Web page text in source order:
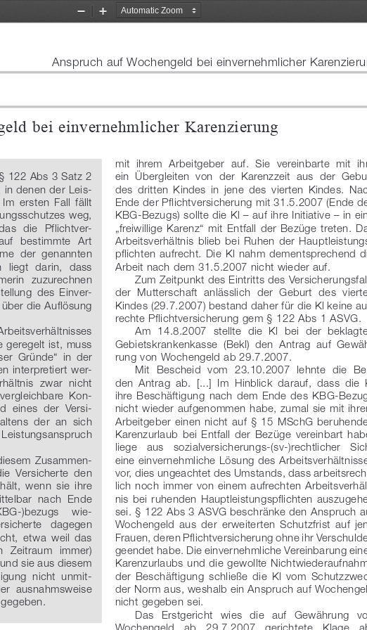
Zoom
Zoom
Anspruch auf Wochengeld bei einvernehmlicher
122 Abs 3 Satz 2
in denen der Leis-
ersten  Fall  fällt
weg,
die  Pflichtver-
bestimmte  Art
der  genannten
liegt  darin,  dass
zuzurechnen
des  Einver-
die Auflösung
Arbeitsverhältnisses
geregelt ist, muss
Gründe“  in  der
interpretiert wer-
zwar  nicht
Kon-
eines  der  Versi-
der  an  sich
Leistungsanspruch
diesem  Zusammen-
Versicherte  den
wenn  sie  ihre
nach  Ende
)bezugs    wie-
dagegen
etwa  weil  das
Zeitraum  immer)
sie aus diesem
nicht  unmit-
ausnahmsweise
mit  ihrem  Arbeitgeber  auf.  Sie  vereinbarte  mit
ein  Übergleiten  von  der  Karenzzeit  aus  der
des  dritten  Kindes  in  jene  des  vierten  Kindes.
Ende der Pflichtversicherung mit 31.5.2007 (Ende
KBG-Bezugs) sollte die Kl – auf ihre Initiative – in
„freiwillige  Karenz“  mit  Entfall  der  Bezüge  treten.
Arbeitsverhältnis  blieb  bei  Ruhen  der
pflichten  aufrecht.  Die  Kl  nahm  dementsprechend
Arbeit nach dem 31.5.2007 nicht wieder auf.
Zum Zeitpunkt des Eintritts des
der  Mutterschaft  anlässlich  der  Geburt  des
Kindes (29.7.2007) bestand daher für die Kl keine
rechte Pflichtversicherung gem § 122 Abs 1 ASVG.
Am  14.8.2007  stellte  die  Kl  bei  der
Gebietskrankenkasse  (Bekl)  den  Antrag  auf
rung von Wochengeld ab 29.7.2007.
Mit  Bescheid  vom  23.10.2007  lehnte  die
den  Antrag  ab.  [...]  Im  Hinblick  darauf,  dass  die
ihre  Beschäftigung  nach  dem  Ende  des  KBG-
nicht wieder aufgenommen habe, zumal sie mit
Arbeitgeber  einen  nicht  auf  §  15  MSchG
Karenzurlaub  bei  Entfall  der  Bezüge  vereinbart
liege   aus   sozialversicherungs-(sv-)rechtlicher
eine einvernehmliche Lösung des
vor, dies ungeachtet des Umstands, dass
lich noch immer von einem aufrechten
nis  bei  ruhenden  Hauptleistungspflichten
sei. § 122 Abs 3 ASVG beschränke den Anspruch
Wochengeld  aus  der  erweiterten  Schutzfrist  auf
Frauen, deren Pflichtversicherung ohne ihr
geendet habe. Die einvernehmliche Vereinbarung
Karenzurlaubs und die gewollte
der  Beschäftigung  schließe  die  Kl  vom
der Norm aus, weshalb ein Anspruch auf
nicht gegeben sei.
Das   Erstgericht   wies   die   auf   Gewährung
bei einvernehmlicher Karenzierung